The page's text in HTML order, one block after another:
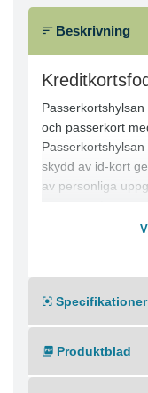
Beskrivning
och passerkort
skydd av id-kort
av personliga
det behövs.
att
- RFID-säker
- Ger skydd vid
- Mått: 61 x 90 mm
Specifikationer
Produktblad